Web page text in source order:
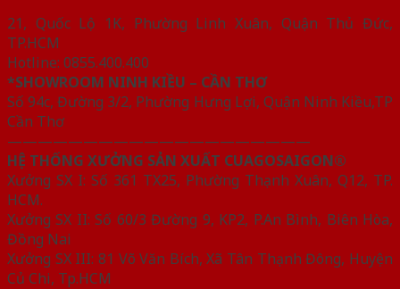
21, Quốc Lộ 1K, Phường Linh Xuân, Quận Thủ Đức,
TP.HCM
Hotline: 0855.400.400
*SHOWROOM NINH KIỀU – CẦN THƠ
Số 94c, Đường 3/2, Phường Hưng Lợi, Quận Ninh Kiều,TP
Cần Thơ
————————————————————
HỆ THỐNG XƯỞNG SẢN XUẤT CUAGOSAIGON®
Xưởng SX I: Số 361 TX25, Phường Thạnh Xuân, Q12, TP.
HCM.
Xưởng SX II: Số 60/3 Đường 9, KP2, P.An Bình, Biên Hòa,
Đồng Nai
Xưởng SX III: 81 Võ Văn Bích, Xã Tân Thạnh Đông, Huyện
Củ Chi, Tp.HCM